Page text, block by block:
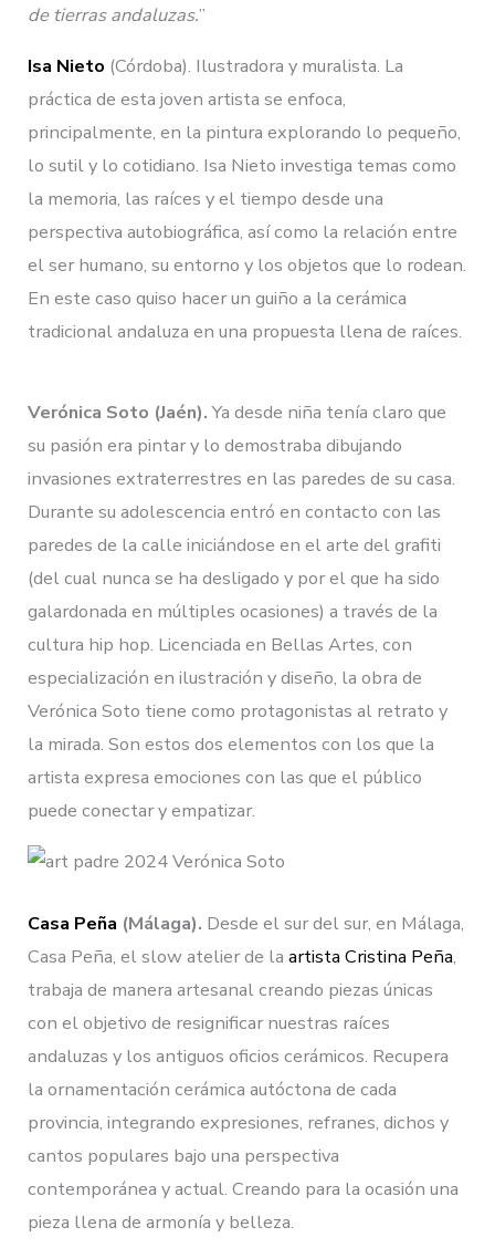
de tierras andaluzas.”
Isa Nieto (Córdoba). Ilustradora y muralista. La
práctica de esta joven artista se enfoca,
principalmente, en la pintura explorando lo pequeño,
lo sutil y lo cotidiano. Isa Nieto investiga temas como
la memoria, las raíces y el tiempo desde una
perspectiva autobiográfica, así como la relación entre
el ser humano, su entorno y los objetos que lo rodean.
En este caso quiso hacer un guiño a la cerámica
tradicional andaluza en una propuesta llena de raíces.
Verónica Soto (Jaén).Ya desde niña tenía claro que
su pasión era pintar y lo demostraba dibujando
invasiones extraterrestres en las paredes de su casa.
Durante su adolescencia entró en contacto con las
paredes de la calle iniciándose en el arte del grafiti
(del cual nunca se ha desligado y por el que ha sido
galardonada en múltiples ocasiones) a través de la
cultura hip hop. Licenciada en Bellas Artes, con
especialización en ilustración y diseño, la obra de
Verónica Soto tiene como protagonistas al retrato y
la mirada. Son estos dos elementos con los que la
artista expresa emociones con las que el público
puede conectar y empatizar.
Casa Peña (Málaga). Desde el sur del sur, en Málaga,
Casa Peña, el slow atelier de laartista Cristina Peña,
trabaja de manera artesanal creando piezas únicas
con el objetivo de resignificar nuestras raíces
andaluzas y los antiguos oficios cerámicos. Recupera
la ornamentación cerámica autóctona de cada
provincia, integrando expresiones, refranes, dichos y
cantos populares bajo una perspectiva
contemporánea y actual. Creando para la ocasión una
pieza llena de armonía y belleza.